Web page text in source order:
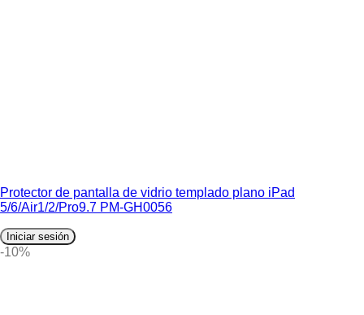
Protector de pantalla de vidrio templado plano iPad
5/6/Air1/2/Pro9.7 PM-GH0056
Iniciar sesión
-10%